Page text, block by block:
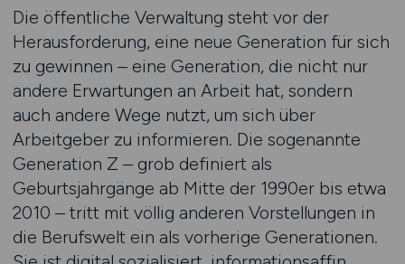
Die öffentliche Verwaltung steht vor der
Herausforderung, eine neue Generation für sich
zu gewinnen – eine Generation, die nicht nur
andere Erwartungen an Arbeit hat, sondern
auch andere Wege nutzt, um sich über
Arbeitgeber zu informieren. Die sogenannte
Generation Z – grob definiert als
Geburtsjahrgänge ab Mitte der 1990er bis etwa
2010 – tritt mit völlig anderen Vorstellungen in
die Berufswelt ein als vorherige Generationen.